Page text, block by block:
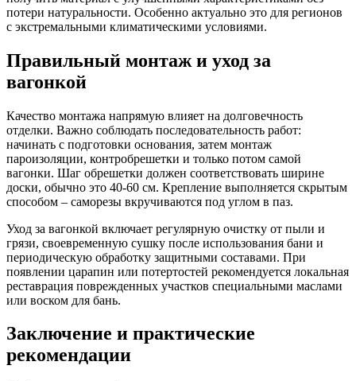
потери натуральности. Особенно актуально это для регионов
с экстремальными климатическими условиями.
Правильный монтаж и уход за
вагонкой
Качество монтажа напрямую влияет на долговечность
отделки. Важно соблюдать последовательность работ:
начинать с подготовки основания, затем монтаж
пароизоляции, контробрешетки и только потом самой
вагонки. Шаг обрешетки должен соответствовать ширине
доски, обычно это 40-60 см. Крепление выполняется скрытым
способом – саморезы вкручиваются под углом в паз.
Уход за вагонкой включает регулярную очистку от пыли и
грязи, своевременную сушку после использования бани и
периодическую обработку защитными составами. При
появлении царапин или потертостей рекомендуется локальная
реставрация поврежденных участков специальными маслами
или воском для бань.
Заключение и практические
рекомендации